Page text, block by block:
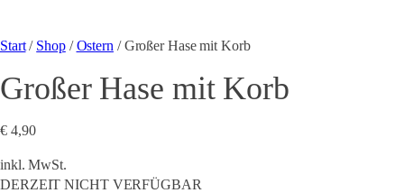
Start/ Shop/Ostern / Großer Hase mit Korb
Großer Hase mit Korb
€4,90
inkl. MwSt.
DERZEIT NICHT VERFÜGBAR